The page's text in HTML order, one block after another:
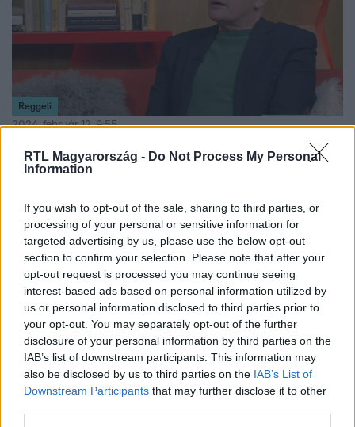
RTL Magyarország - Do Not Process My Personal
Information
If you wish to opt-out of the sale, sharing to third parties, or
processing of your personal or sensitive information for
targeted advertising by us, please use the below opt-out
section to confirm your selection. Please note that after your
opt-out request is processed you may continue seeing
interest-based ads based on personal information utilized by
us or personal information disclosed to third parties prior to
your opt-out. You may separately opt-out of the further
disclosure of your personal information by third parties on the
IAB’s list of downstream participants. This information may
also be disclosed by us to third parties on the IAB’s List of
Downstream Participants that may further disclose it to other
Reggeli
2024. február 12. 9:55
Gundel Takács Gábor: A kanapéról is jól játszható
lesz az RTL legújabb gameshow-ja
ugrás. A játék műsorvezetője Gundel Takács Gábor lesz,
aki most a Reggeliben mesélte el, mire számíthatnak
majd a nézők és a játékosok. Sőt, a forgatás
kulisszatitkaiba is beavat bennünket.
0:43